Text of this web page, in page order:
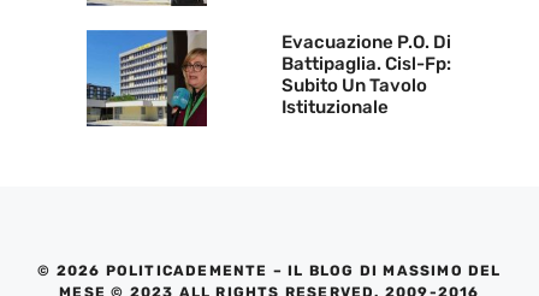
Evacuazione P.O. Di
Battipaglia. Cisl-Fp:
Subito Un Tavolo
Istituzionale
© 2026 POLITICADEMENTE – IL BLOG DI MASSIMO DEL
MESE © 2023 ALL RIGHTS RESERVED. 2009-2016